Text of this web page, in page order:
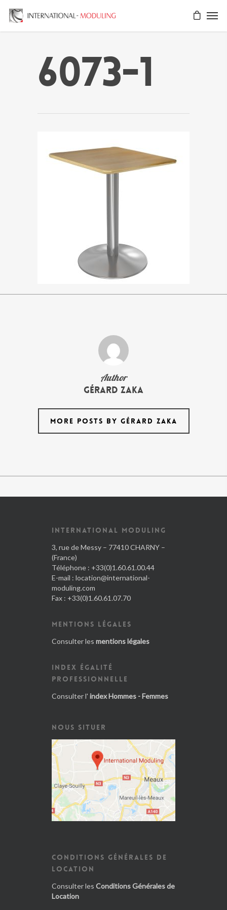
6073-1
Author
Gérard Zaka
MORE POSTS BY GÉRARD ZAKA
INTERNATIONAL MODULING
3, rue de Messy – 77410 CHARNY –
(France)
Téléphone : +33(0)1.60.61.00.44
E-mail : location@international-
moduling.com
Fax : +33(0)1.60.61.07.70
MENTIONS LÉGALES
Consulter les mentions légales
INDEX ÉGALITÉ
PROFESSIONNELLE
Consulter l' index Hommes - Femmes
NOUS SITUER
CONDITIONS GÉNÉRALES DE
LOCATION
Consulter les Conditions Générales de
Location